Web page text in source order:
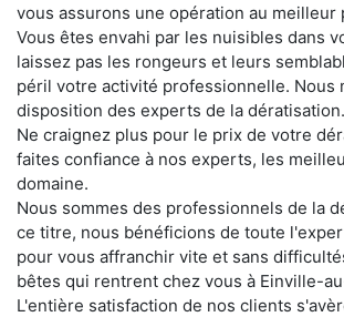
vous assurons une opération au meilleur
Vous êtes envahi par les nuisibles dans
laissez pas les rongeurs et leurs
péril votre activité professionnelle. Nous
disposition des experts de la dératisation.
Ne craignez plus pour le prix de votre
faites confiance à nos experts, les
domaine.
Nous sommes des professionnels de la
ce titre, nous bénéficions de toute
pour vous affranchir vite et sans
bêtes qui rentrent chez vous à Einville-
L'entière satisfaction de nos clients